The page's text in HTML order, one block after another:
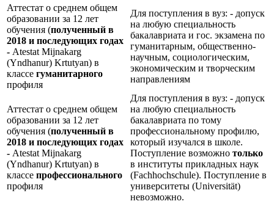
Аттестат о среднем общем
образовании за 12 лет
обучения (полученный в
2018 и последующих годах
- Atestat Mijnakarg
(Yndhanur) Krtutyan) в
классе гуманитарного
профиля
Для поступления в вуз: - допуск
на любую специальность
бакалавриата и гос. экзамена по
гуманитарным, общественно-
научным, социологическим,
экономическим и творческим
направлениям
Аттестат о среднем общем
образовании за 12 лет
обучения (полученный в
2018 и последующих годах
- Atestat Mijnakarg
(Yndhanur) Krtutyan) в
классе профессионального
профиля
Для поступления в вуз: - допуск
на любую специальность
бакалавриата по тому
профессиональному профилю,
который изучался в школе.
Поступление возможно только
в институты прикладных наук
(Fachhochschule). Поступление в
университеты (Universität)
невозможно.